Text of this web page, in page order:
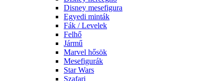
Disney mesefigura
Egyedi minták
Fák / Levelek
Felhő
Jármű
Marvel hősök
Mesefigurák
Star Wars
Szafari